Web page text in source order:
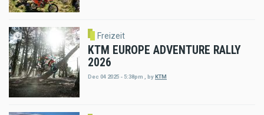
Freizeit
KTM EUROPE ADVENTURE RALLY
2026
Dec 04 2025 - 5:38pm byKTM